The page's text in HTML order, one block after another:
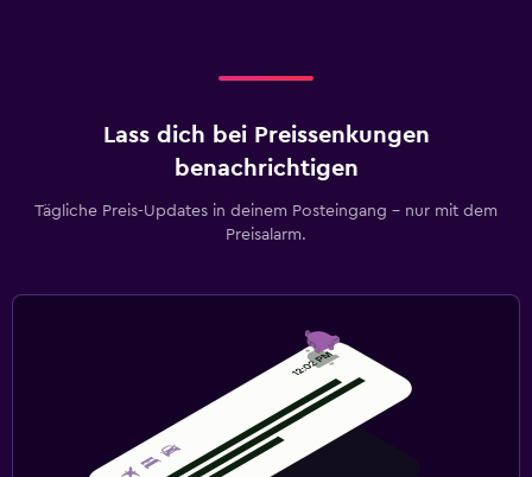
Lass dich bei Preissenkungen
benachrichtigen
Tägliche Preis-Updates in deinem Posteingang – nur mit dem
Preisalarm.